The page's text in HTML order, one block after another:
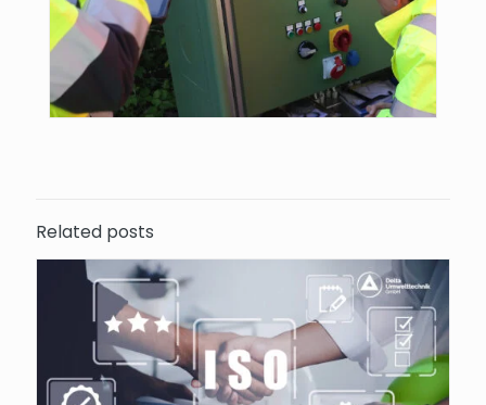
Related posts